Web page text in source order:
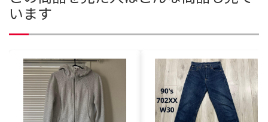
います